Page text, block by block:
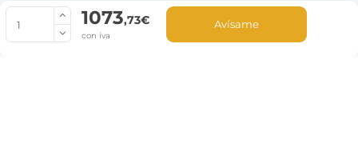
1073,73€
con iva
Avísame
© Copyright 2022 PepeBar.com |
Aviso legal y
Condiciones generales de compra |